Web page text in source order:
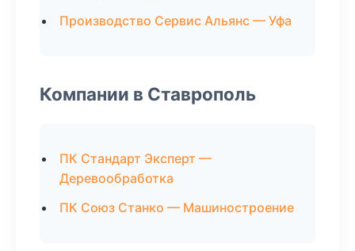
Производство Сервис Альянс — Уфа
Компании в Ставрополь
ПК Стандарт Эксперт —
Деревообработка
ПК Союз Станко — Машиностроение